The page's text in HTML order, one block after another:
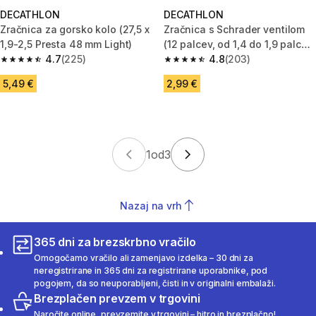
DECATHLON
Zračnica za gorsko kolo (27,5 x
1,9-2,5 Presta 48 mm Light)
4.7
4.7 od 5 zvezdic from 225 ocene
(225)
5,49 €
DECATHLON
Zračnica s Schrader ventilom
(12 palcev, od 1,4 do 1,9 palca
preseka) 4.8
4.8 od 5 zvezdic from 203
(203)
2,99 €
1od3
Nazaj na vrh
365 dni za brezskrbno vračilo
Omogočamo vračilo ali zamenjavo izdelka – 30 dni za
neregistrirane in 365 dni za registrirane uporabnike, pod
pogojem, da so neuporabljeni, čisti in v originalni embalaži.
Brezplačen prevzem v trgovini